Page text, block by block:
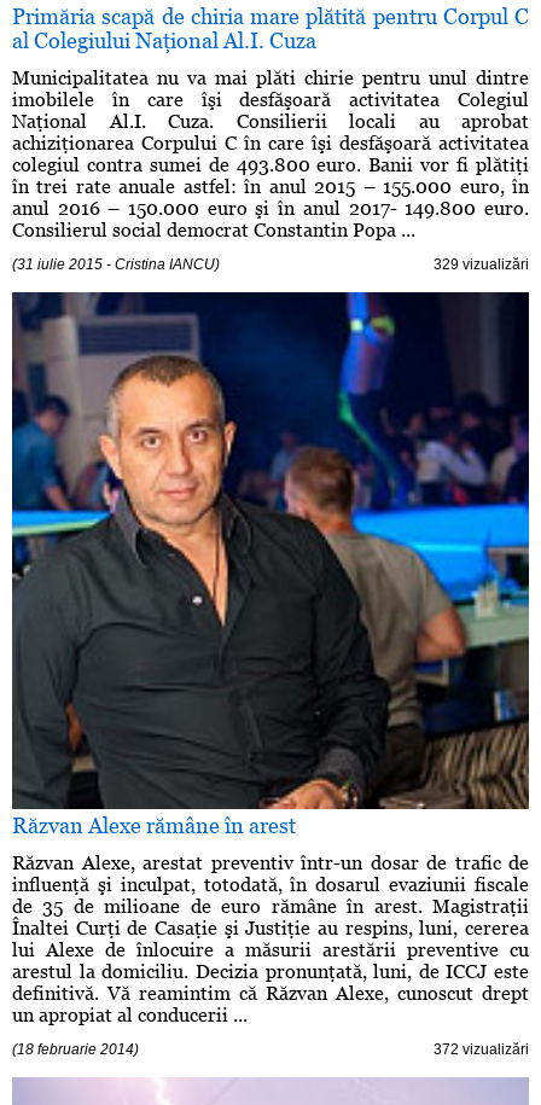
Primăria scapă de chiria mare plătită pentru Corpul C
al Colegiului Naţional Al.I. Cuza
Municipalitatea nu va mai plăti chirie pentru unul dintre
imobilele în care îşi desfăşoară activitatea Colegiul
Naţional Al.I. Cuza. Consilierii locali au aprobat
achiziţionarea Corpului C în care îşi desfăşoară activitatea
colegiul contra sumei de 493.800 euro. Banii vor fi plătiţi
în trei rate anuale astfel: în anul 2015 – 155.000 euro, în
anul 2016 – 150.000 euro şi în anul 2017- 149.800 euro.
Consilierul social democrat Constantin Popa ...
(31 iulie 2015 - Cristina IANCU) 329 vizualizări
Răzvan Alexe rămâne în arest
Răzvan Alexe, arestat preventiv într-un dosar de trafic de
influenţă şi inculpat, totodată, în dosarul evaziunii fiscale
de 35 de milioane de euro rămâne în arest. Magistraţii
Înaltei Curţi de Casaţie şi Justiţie au respins, luni, cererea
lui Alexe de înlocuire a măsurii arestării preventive cu
arestul la domiciliu. Decizia pronunţată, luni, de ICCJ este
definitivă. Vă reamintim că Răzvan Alexe, cunoscut drept
un apropiat al conducerii ...
(18 februarie 2014) 372 vizualizări